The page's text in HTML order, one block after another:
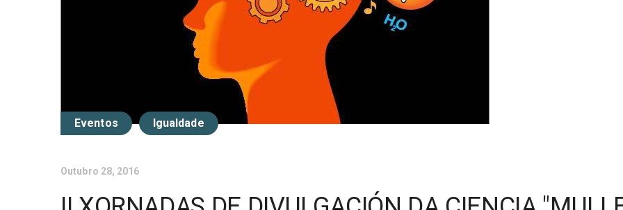
Eventos Igualdade
Outubro 28, 2016